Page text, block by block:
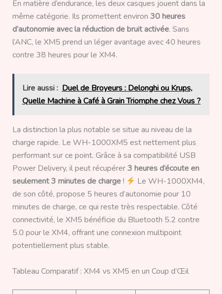
En matière d’endurance, les deux casques jouent dans la
même catégorie. Ils promettent environ 30 heures
d’autonomie avec la réduction de bruit activée. Sans
l’ANC, le XM5 prend un léger avantage avec 40 heures
contre 38 heures pour le XM4.
Lire aussi : Duel de Broyeurs : Delonghi ou Krups,
Quelle Machine à Café à Grain Triomphe chez Vous ?
La distinction la plus notable se situe au niveau de la
charge rapide. Le WH-1000XM5 est nettement plus
performant sur ce point. Grâce à sa compatibilité USB
Power Delivery, il peut récupérer3 heures d’écoute en
seulement 3 minutes de charge!
Le WH-1000XM4,
de son côté, propose 5 heures d’autonomie pour 10
minutes de charge, ce qui reste très respectable. Côté
connectivité, le XM5 bénéficie du Bluetooth 5.2 contre
5.0 pour le XM4, offrant une connexion multipoint
potentiellement plus stable.
Tableau Comparatif : XM4 vs XM5 en un Coup d’Œil